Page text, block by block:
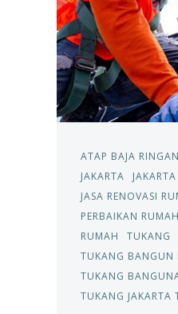
ATAP BAJA RINGAN
JAKARTA
JASA RENOVASI
PERBAIKAN RUMAH
RUMAH
TUKANG
TUKANG BANGUN
TUKANG
TUKANG JAKARTA